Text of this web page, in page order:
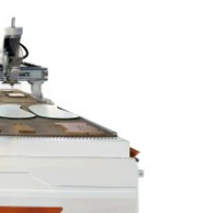
- Bảo Hành
Toàn Quốc